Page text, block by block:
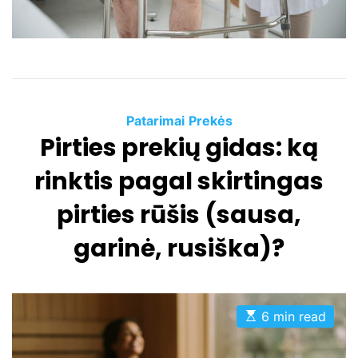
t
i
m
e
C
a
t
e
o
r
i
Patarimai Prekės
Pirties prekių gidas: ką
rinktis pagal skirtingas
pirties rūšis (sausa,
garinė, rusiška)?
E
s
t
i
6 min read